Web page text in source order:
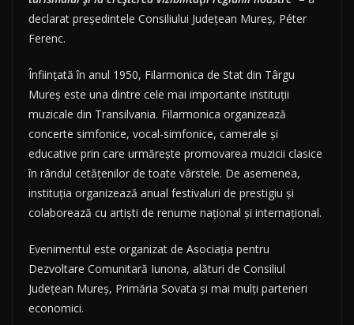
declarat președintele Consiliului Județean Mureș, Péter
Ferenc.
Înființată în anul 1950, Filarmonica de Stat din Târgu
Mureș este una dintre cele mai importante instituții
muzicale din Transilvania. Filarmonica organizează
concerte simfonice, vocal-simfonice, camerale și
educative prin care urmărește promovarea muzicii clasice
în rândul cetățenilor de toate vârstele. De asemenea,
instituția organizează anual festivaluri de prestigiu și
colaborează cu artiști de renume național și internațional.
Evenimentul este organizat de Asociația pentru
Dezvoltare Comunitară Iunona, alături de Consiliul
Județean Mureș, Primăria Sovata și mai mulți parteneri
economici.